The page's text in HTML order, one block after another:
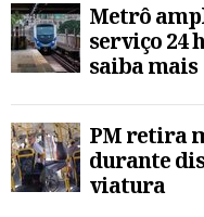
Metrô
serviço 24
saiba mais
PM retira
durante
viatura